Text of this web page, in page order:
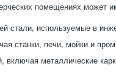
помещениях может
стали, используемые в
станки, печи, мойки и
включая металлические